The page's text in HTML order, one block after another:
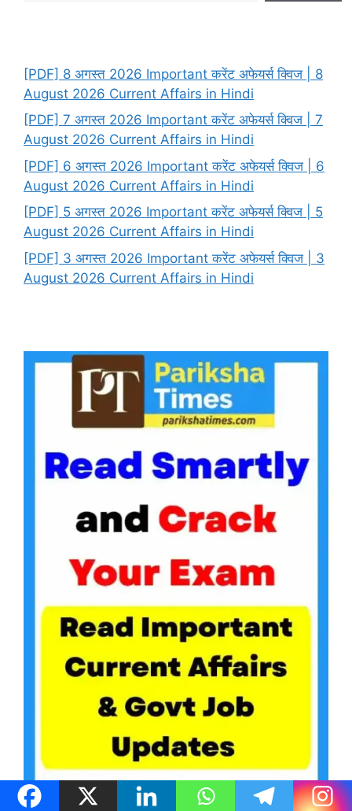
[PDF] 8 अगस्त 2026 Important करेंट अफेयर्स क्विज | 8
August 2026 Current Affairs in Hindi
[PDF] 7 अगस्त 2026 Important करेंट अफेयर्स क्विज | 7
August 2026 Current Affairs in Hindi
[PDF] 6 अगस्त 2026 Important करेंट अफेयर्स क्विज | 6
August 2026 Current Affairs in Hindi
[PDF] 5 अगस्त 2026 Important करेंट अफेयर्स क्विज | 5
August 2026 Current Affairs in Hindi
[PDF] 3 अगस्त 2026 Important करेंट अफेयर्स क्विज | 3
August 2026 Current Affairs in Hindi